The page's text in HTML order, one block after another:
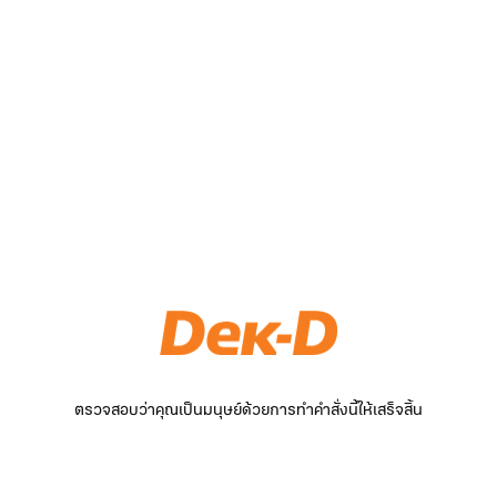
ตรวจสอบว่าคุณเป็นมนุษย์ด้วยการทำคำสั่งนี้ให้เสร็จสิ้น